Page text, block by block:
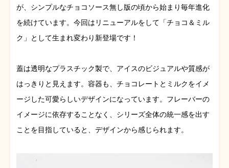
が、シンプルなチョコソース無し版の頃から始まり毎年進化
を続けています。今回はリニューアルをして「チョコ＆ミル
ク」として生まれ変わり新登場です！
蓋は透明なプラスチック製で、アイスのビジュアルや質感が
はっきりと見えます。容器も、チョコレートとミルクをイメ
ージした可愛らしいデザインになっています。フレーバーの
イメージに依存することなく、シリーズ全体の統一感を出す
ことを目指していると、デザインから感じられます。